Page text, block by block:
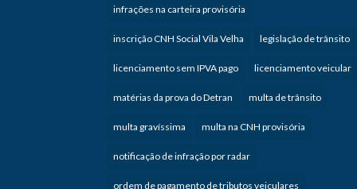
infrações na carteira provisória
inscrição CNH Social Vila Velha legislação de trânsito
licenciamento sem IPVA pago licenciamento veicular
matérias da prova do Detran multa de trânsito
multa gravíssima multa na CNH provisória
notificação de infração por radar
ordem de pagamento de tributos veiculares